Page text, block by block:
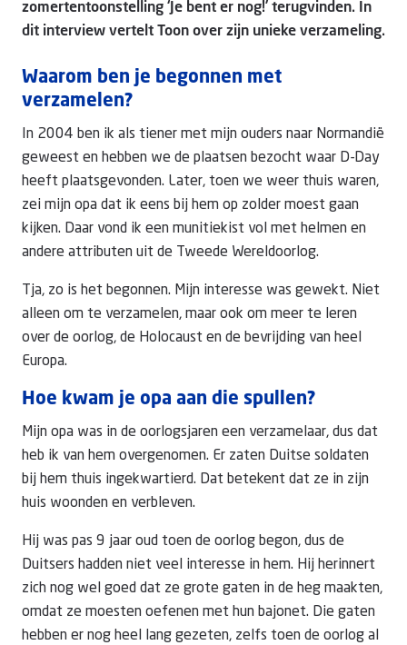
zomertentoonstelling ‘Je bent er nog!’ terugvinden. In
dit interview vertelt Toon over zijn unieke verzameling.
Waarom ben je begonnen met
verzamelen?
In 2004 ben ik als tiener met mijn ouders naar Normandië
geweest en hebben we de plaatsen bezocht waar D-Day
heeft plaatsgevonden. Later, toen we weer thuis waren,
zei mijn opa dat ik eens bij hem op zolder moest gaan
kijken. Daar vond ik een munitiekist vol met helmen en
andere attributen uit de Tweede Wereldoorlog.
Tja, zo is het begonnen. Mijn interesse was gewekt. Niet
alleen om te verzamelen, maar ook om meer te leren
over de oorlog, de Holocaust en de bevrijding van heel
Europa.
Hoe kwam je opa aan die spullen?
Mijn opa was in de oorlogsjaren een verzamelaar, dus dat
heb ik van hem overgenomen. Er zaten Duitse soldaten
bij hem thuis ingekwartierd. Dat betekent dat ze in zijn
huis woonden en verbleven.
Hij was pas 9 jaar oud toen de oorlog begon, dus de
Duitsers hadden niet veel interesse in hem. Hij herinnert
zich nog wel goed dat ze grote gaten in de heg maakten,
omdat ze moesten oefenen met hun bajonet. Die gaten
hebben er nog heel lang gezeten, zelfs toen de oorlog al